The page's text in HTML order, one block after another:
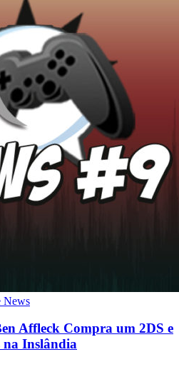
News
Affleck Compra um 2DS e
na Inslândia